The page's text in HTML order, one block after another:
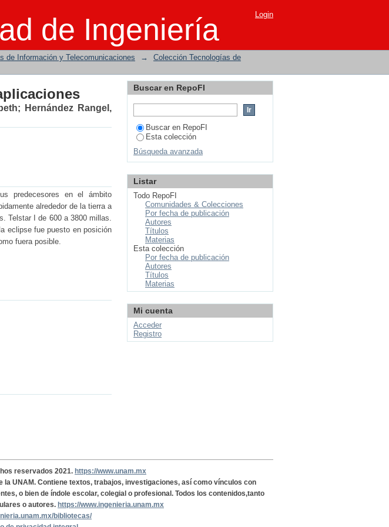
de Ingeniería Login
de Información y Telecomunicaciones →
Colección Tecnologías de
;
Hernández Rangel,
predecesores en el ámbito
alrededor de la tierra a
Telstar I de 600 a 3800 millas.
eclipse fue puesto en posición
fuera posible.
Buscar en RepoFI
Buscar en RepoFI
Esta colección
Búsqueda avanzada
Listar
Todo RepoFI
Comunidades & Colecciones
Por fecha de publicación
Autores
Títulos
Materias
Esta colección
Por fecha de publicación
Autores
Títulos
Materias
Mi cuenta
Acceder
Registro
reservados 2021. https://www.unam.mx
la UNAM. Contiene textos, trabajos, investigaciones, así como vínculos con
o bien de índole escolar, colegial o profesional. Todos los contenidos,tanto
o autores. https://www.ingenieria.unam.mx
bibliotecas/